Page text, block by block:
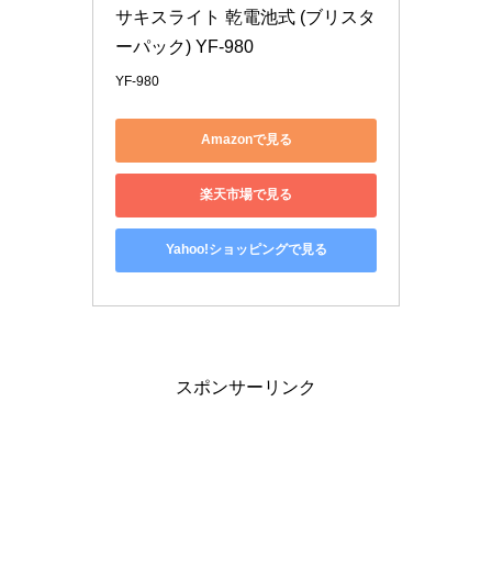
サキスライト 乾電池式 (ブリスタ
ーパック) YF-980
YF-980
Amazonで見る
楽天市場で見る
Yahoo!ショッピングで見る
スポンサーリンク